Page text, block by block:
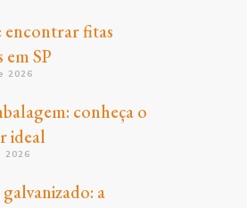
encontrar fitas
SP
2026
conheça o
ideal
2026
a